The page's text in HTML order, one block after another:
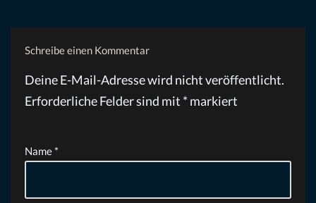
Schreibe einen Kommentar
Deine E-Mail-Adresse wird nicht veröffentlicht.
Erforderliche Felder sind mit * markiert
Name *